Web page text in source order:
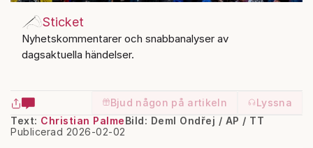
Sticket
Nyhetskommentarer och snabbanalyser av
dagsaktuella händelser.
Bjud någon på artikeln
Lyssna
Text: Christian Palme
Publicerad 2026-02-02
Bild: Deml Ondřej / AP / TT